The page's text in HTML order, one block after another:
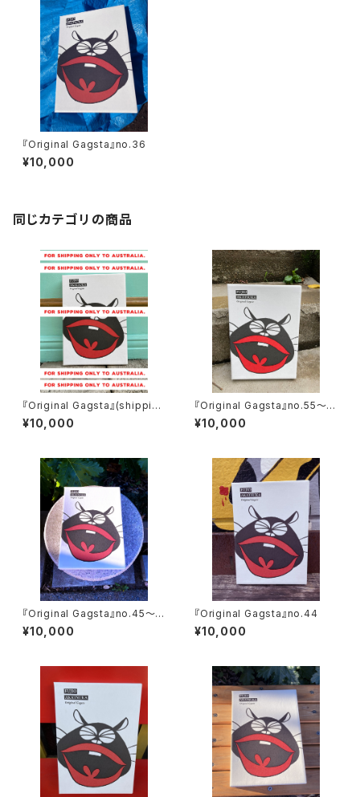
『Original Gagsta』no.36
¥10,000
同じカテゴリの商品
『Original Gagsta』(shipping
only to Aus)
¥10,000
『Original Gagsta』no.55～n
o.64
¥10,000
『Original Gagsta』no.45～n
o.54
¥10,000
『Original Gagsta』no.44
¥10,000